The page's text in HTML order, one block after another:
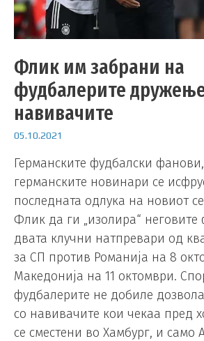
Флик им забрани на
фудбалерите
навивачите
05.10.2021
Германските фудбалски
германските новинари се
последната одлука на новиот
Флик да ги „изолира“
двата клучни натпревари од
за СП против Романија на 8
Македонија на 11 октомври.
фудбалерите не добиле
со навивачите кои чекаа пред
се сместени во Хамбург, и само